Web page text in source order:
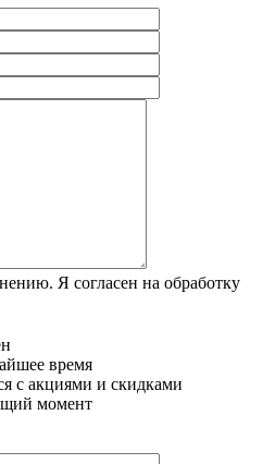
Я согласен на обработку
время
с акциями и скидками
момент